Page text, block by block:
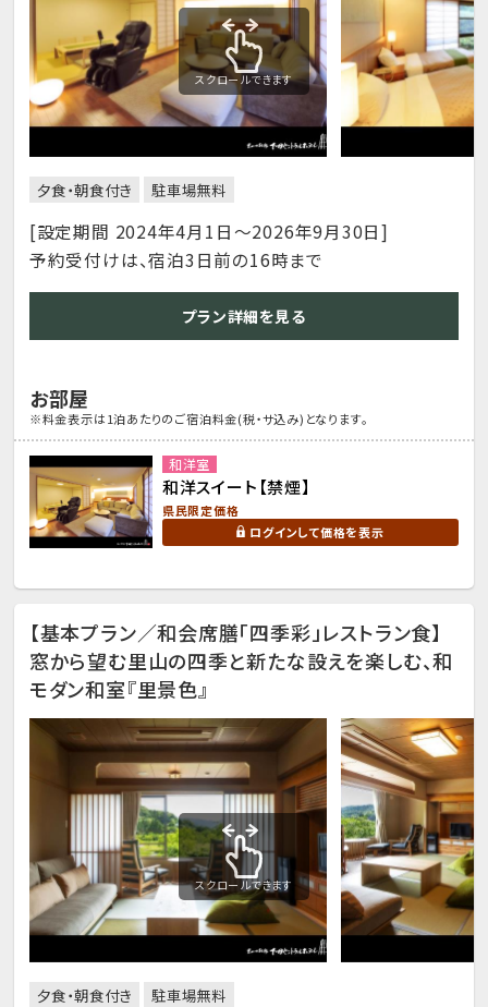
スクロールできます
夕食・朝食付き 駐車場無料
[設定期間 2024年4月1日～2026年9月30日]
予約受付けは、宿泊3日前の16時まで
プラン詳細を見る
お部屋
※料金表示は1泊あたりのご宿泊料金(税・サ込み)となります。
和洋室
和洋スイート【禁煙】
県民限定価格
ログインして価格を表示
【基本プラン／和会席膳「四季彩」レストラン食】
窓から望む里山の四季と新たな設えを楽しむ、和
モダン和室『里景色』
スクロールできます
夕食・朝食付き 駐車場無料